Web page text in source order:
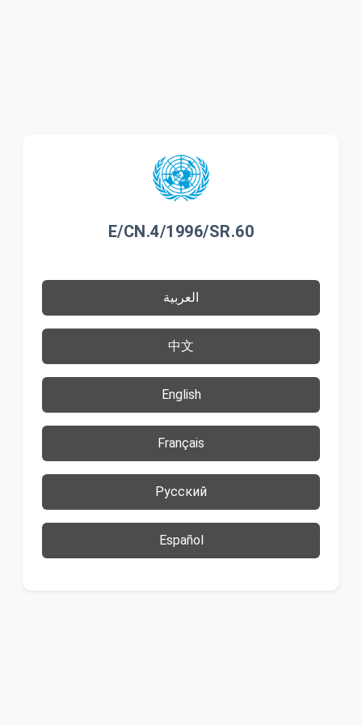
E/CN.4/1996/SR.60
العربية
中文
English
Français
Русский
Español